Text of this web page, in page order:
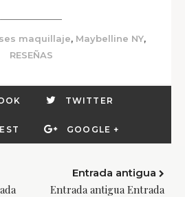
maquillaje, Maybelline NY,
RESEÑAS
TWITTER
GOOGLE +
Entrada antigua
Entrada antigua Entrada